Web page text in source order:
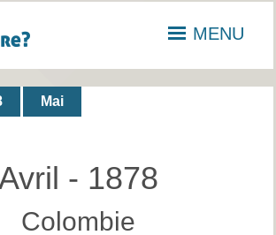
MENU
Mai
- 1878
Colombie